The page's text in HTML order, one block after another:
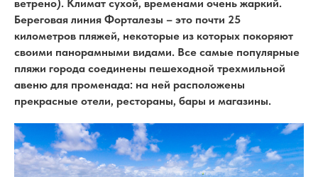
ветрено). Климат сухой, временами очень жаркий.
Береговая линия Форталезы – это почти 25
километров пляжей, некоторые из которых покоряют
своими панорамными видами. Все самые популярные
пляжи города соединены пешеходной трехмильной
авеню для променада: на ней расположены
прекрасные отели, рестораны, бары и магазины.